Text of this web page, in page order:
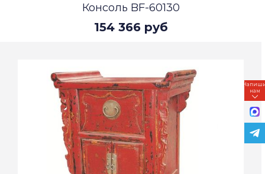
Консоль BF-60130
154 366 руб
нам